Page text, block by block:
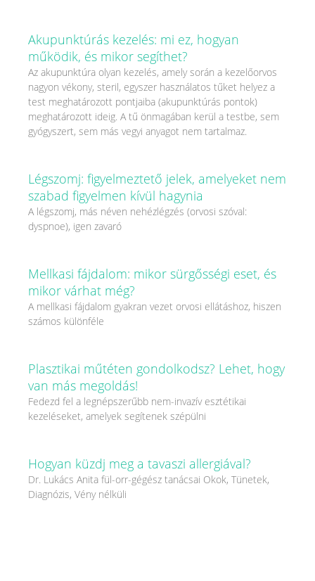
Akupunktúrás kezelés: mi ez, hogyan
működik, és mikor segíthet?
Az akupunktúra olyan kezelés, amely során a kezelőorvos
nagyon vékony, steril, egyszer használatos tűket helyez a
test meghatározott pontjaiba (akupunktúrás pontok)
meghatározott ideig. A tű önmagában kerül a testbe, sem
gyógyszert, sem más vegyi anyagot nem tartalmaz.
Légszomj: figyelmeztető jelek, amelyeket nem
szabad figyelmen kívül hagynia
A légszomj, más néven nehézlégzés (orvosi szóval:
dyspnoe), igen zavaró
Mellkasi fájdalom: mikor sürgősségi eset, és
mikor várhat még?
A mellkasi fájdalom gyakran vezet orvosi ellátáshoz, hiszen
számos különféle
Plasztikai műtéten gondolkodsz? Lehet, hogy
van más megoldás!
Fedezd fel a legnépszerűbb nem-invazív esztétikai
kezeléseket, amelyek segítenek szépülni
Hogyan küzdj meg a tavaszi allergiával?
Dr. Lukács Anita fül-orr-gégész tanácsai Okok, Tünetek,
Diagnózis, Vény nélküli